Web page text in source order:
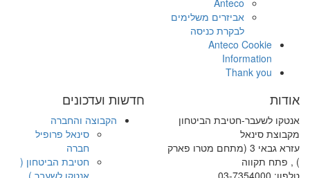
Anteco
אביזרים משלימים
לבקרת כניסה
Anteco Cookie
Information
Thank you
חדשות ועדכונים
הקבוצה והחברה
סינאל פרופיל
חברה
חטיבת הביטחון (
אודות
אנטקו לשעבר-חטיבת הביטחון
מקבוצת סינאל
עזרא גבאי 3 (מתחם מטרו פארק
) , פתח תקווה